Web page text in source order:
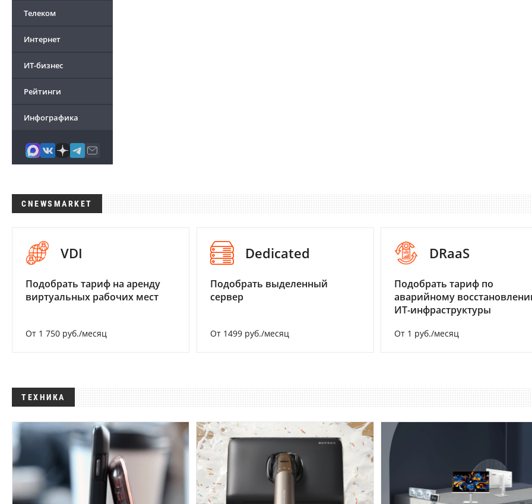
Телеком
Интернет
ИТ-бизнес
Рейтинги
Инфографика
CNEWSMARKET
VDI
Подобрать тариф на аренду
виртуальных рабочих мест
От 1 750 руб./месяц
Dedicated
Подобрать выделенный
сервер
От 1499 руб./месяц
DRaaS
Подобрать тариф по
аварийному
ИТ-инфраструктуры
От 1 руб./месяц
ТЕХНИКА